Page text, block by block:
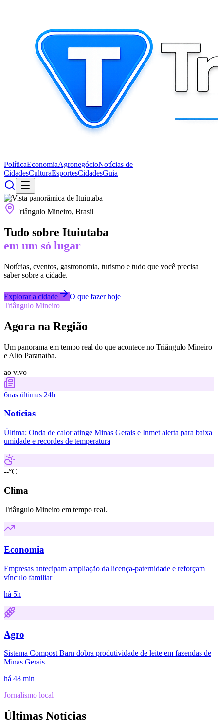
PolíticaEconomiaAgronegócioNotícias de
CidadesCulturaEsportesCidadesGuia
Triângulo Mineiro, Brasil
Tudo sobre Ituiutaba
em um só lugar
Notícias, eventos, gastronomia, turismo e tudo que você precisa
saber sobre a cidade.
Explorar a cidade
O que fazer hoje
Triângulo Mineiro
Agora na Região
Um panorama em tempo real do que acontece no Triângulo Mineiro
e Alto Paranaíba.
ao vivo
6nas últimas 24h
Notícias
Última: Onda de calor atinge Minas Gerais e Inmet alerta para baixa
umidade e recordes de temperatura
--°C
Clima
Triângulo Mineiro em tempo real.
Economia
Empresas antecipam ampliação da licença-paternidade e reforçam
vínculo familiar
há 5h
Agro
Sistema Compost Barn dobra produtividade de leite em fazendas de
Minas Gerais
há 48 min
Jornalismo local
Últimas Notícias